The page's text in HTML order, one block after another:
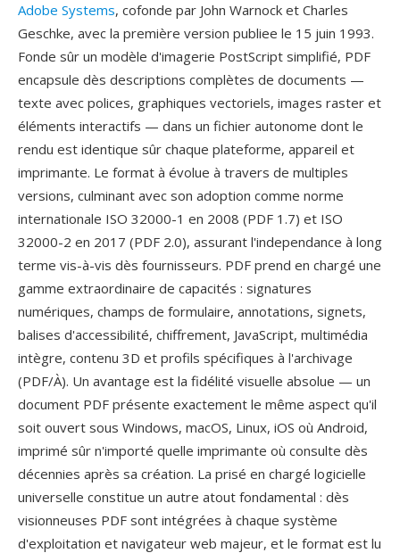
Adobe Systems, cofonde par John Warnock et Charles
Geschke, avec la première version publiee le 15 juin 1993.
Fonde sûr un modèle d'imagerie PostScript simplifié, PDF
encapsule dès descriptions complètes de documents —
texte avec polices, graphiques vectoriels, images raster et
éléments interactifs — dans un fichier autonome dont le
rendu est identique sûr chaque plateforme, appareil et
imprimante. Le format à évolue à travers de multiples
versions, culminant avec son adoption comme norme
internationale ISO 32000-1 en 2008 (PDF 1.7) et ISO
32000-2 en 2017 (PDF 2.0), assurant l'independance à long
terme vis-à-vis dès fournisseurs. PDF prend en chargé une
gamme extraordinaire de capacités : signatures
numériques, champs de formulaire, annotations, signets,
balises d'accessibilité, chiffrement, JavaScript, multimédia
intègre, contenu 3D et profils spécifiques à l'archivage
(PDF/À). Un avantage est la fidélité visuelle absolue — un
document PDF présente exactement le même aspect qu'il
soit ouvert sous Windows, macOS, Linux, iOS où Android,
imprimé sûr n'importé quelle imprimante où consulte dès
décennies après sa création. La prisé en chargé logicielle
universelle constitue un autre atout fondamental : dès
visionneuses PDF sont intégrées à chaque système
d'exploitation et navigateur web majeur, et le format est lu